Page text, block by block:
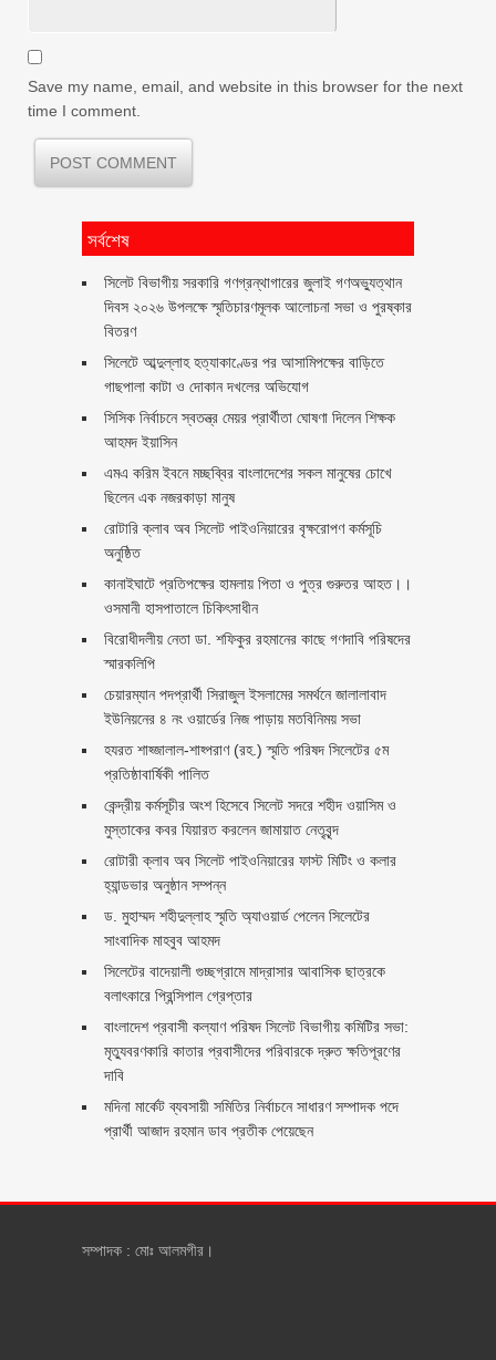
Save my name, email, and website in this browser for the next
time I comment.
সর্বশেষ
সিলেট বিভাগীয় সরকারি গণগ্রন্থাগারের জুলাই গণঅভ্যুত্থান
দিবস ২০২৬ উপলক্ষে স্মৃতিচারণমূলক আলোচনা সভা ও পুরষ্কার
বিতরণ ‎ ‎
সিলেটে আব্দুল্লাহ হত্যাকাণ্ডের পর আসামিপক্ষের বাড়িতে
গাছপালা কাটা ও দোকান দখলের অভিযোগ
সিসিক নির্বাচনে স্বতন্ত্র মেয়র প্রার্থীতা ঘোষণা দিলেন শিক্ষক
আহমদ ইয়াসিন
এমএ করিম ইবনে মচ্ছব্বির বাংলাদেশের সকল মানুষের চোখে
ছিলেন এক নজরকাড়া মানুষ ‎
রোটারি ক্লাব অব সিলেট পাইওনিয়ারের বৃক্ষরোপণ কর্মসূচি
অনুষ্ঠিত
কানাইঘাটে প্রতিপক্ষের হামলায় পিতা ও পুত্র গুরুতর আহত।।
ওসমানী হাসপাতালে চিকিৎসাধীন
বিরোধীদলীয় নেতা ডা. শফিকুর রহমানের কাছে গণদাবি পরিষদের
স্মারকলিপি ‎
চেয়ারম্যান পদপ্রার্থী সিরাজুল ইসলামের সমর্থনে জালালাবাদ
ইউনিয়নের ৪ নং ওয়ার্ডের নিজ পাড়ায় মতবিনিময় সভা
হযরত শাহ্জালাল-শাহ্পরাণ (রহ.) স্মৃতি পরিষদ সিলেটের ৫ম
প্রতিষ্ঠাবার্ষিকী পালিত ‎​
কেন্দ্রীয় কর্মসূচীর অংশ হিসেবে সিলেট সদরে শহীদ ওয়াসিম ও
মুস্তাকের কবর যিয়ারত করলেন জামায়াত নেতৃবৃন্দ ‎
রোটারী ক্লাব অব সিলেট পাইওনিয়ারের ফাস্ট মিটিং ও কলার
হ্যান্ডভার অনুষ্ঠান সম্পন্ন
ড. মুহাম্মদ শহীদুল্লাহ স্মৃতি অ্যাওয়ার্ড পেলেন সিলেটের
সাংবাদিক মাহবুব আহমদ
সিলেটের বাদেয়ালী গুচ্ছগ্রামে মাদ্রাসার আবাসিক ছাত্রকে
বলাৎকারে প্রিন্সিপাল গ্রেপ্তার ‎
বাংলাদেশ প্রবাসী কল্যাণ পরিষদ সিলেট বিভাগীয় কমিটির সভা:
মৃত্যুবরণকারি কাতার প্রবাসীদের পরিবারকে দ্রুত ক্ষতিপূরণের
দাবি
মদিনা মার্কেট ব্যবসায়ী সমিতির নির্বাচনে সাধারণ সম্পাদক পদে
প্রার্থী আজাদ রহমান ডাব প্রতীক পেয়েছেন ‎
সম্পাদক : মোঃ আলমগীর।